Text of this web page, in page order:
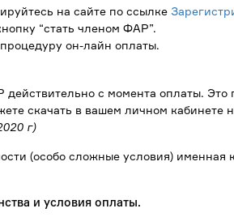
на сайте по ссылке
“стать членом ФАР”.
он-лайн оплаты.
действительно с момента оплаты. Это
скачать в вашем личном кабинете
г)
(особо сложные условия) именная
и условия оплаты.